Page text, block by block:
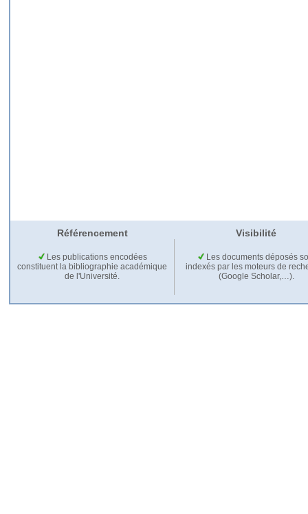
Référencement Visibilité
Les publications encodées
constituent la bibliographie académique
de l'Université.
Les documents déposés
indexés par les moteurs de
(Google Scholar,…).